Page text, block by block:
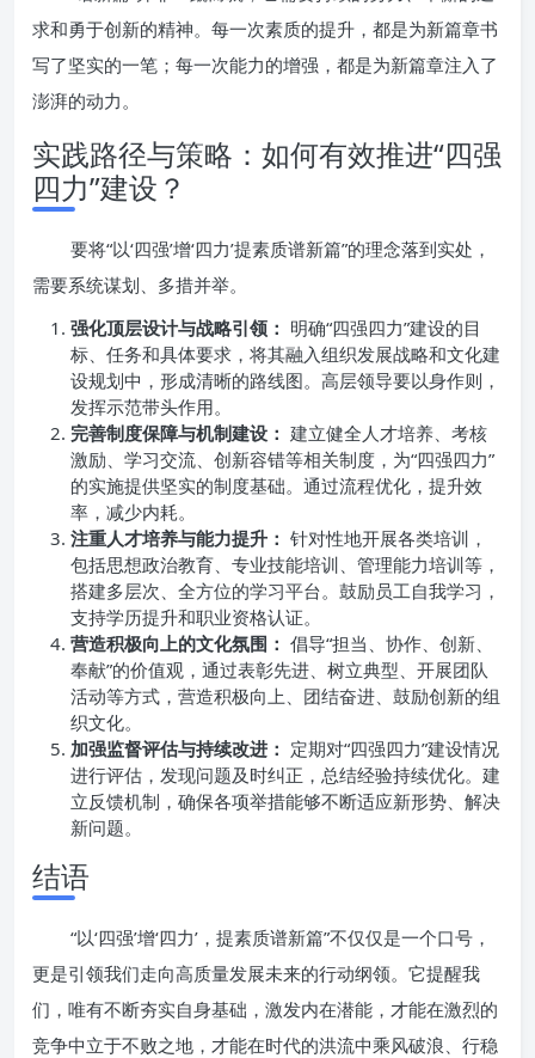
求和勇于创新的精神。每一次素质的提升，都是为新篇章书
写了坚实的一笔；每一次能力的增强，都是为新篇章注入了
澎湃的动力。
实践路径与策略：如何有效推进“四强
四力”建设？
要将“以‘四强’增‘四力’提素质谱新篇”的理念落到实处，
需要系统谋划、多措并举。
强化顶层设计与战略引领： 明确“四强四力”建设的目
标、任务和具体要求，将其融入组织发展战略和文化建
设规划中，形成清晰的路线图。高层领导要以身作则，
发挥示范带头作用。
完善制度保障与机制建设： 建立健全人才培养、考核
激励、学习交流、创新容错等相关制度，为“四强四力”
的实施提供坚实的制度基础。通过流程优化，提升效
率，减少内耗。
注重人才培养与能力提升： 针对性地开展各类培训，
包括思想政治教育、专业技能培训、管理能力培训等，
搭建多层次、全方位的学习平台。鼓励员工自我学习，
支持学历提升和职业资格认证。
营造积极向上的文化氛围： 倡导“担当、协作、创新、
奉献”的价值观，通过表彰先进、树立典型、开展团队
活动等方式，营造积极向上、团结奋进、鼓励创新的组
织文化。
加强监督评估与持续改进： 定期对“四强四力”建设情况
进行评估，发现问题及时纠正，总结经验持续优化。建
立反馈机制，确保各项举措能够不断适应新形势、解决
新问题。
结语
“以‘四强’增‘四力’，提素质谱新篇”不仅仅是一个口号，
更是引领我们走向高质量发展未来的行动纲领。它提醒我
们，唯有不断夯实自身基础，激发内在潜能，才能在激烈的
竞争中立于不败之地，才能在时代的洪流中乘风破浪、行稳